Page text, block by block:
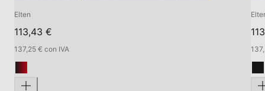
Elten
113,43 €
137,25 € con IVA